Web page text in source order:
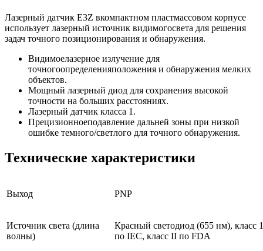
Лазерный датчик E3Z вкомпактном пластмассовом корпусе
использует лазерный источник видимогосвета для решения
задач точного позиционирования и обнаружения.
Видимоелазерное излучение для
точногоопределенияположения и обнаружения мелких
объектов.
Мощный лазерный диод для сохранения высокой
точности на больших расстояниях.
Лазерный датчик класса 1.
Прецизионноеподавление дальней зоны при низкой
ошибке темного/светлого для точного обнаружения.
Технические характеристики
Выход PNP
Источник света (длина
волны)
Красный светодиод (655 нм), класс
по IEC, класс II по FDA